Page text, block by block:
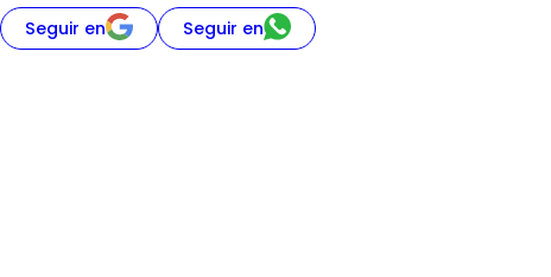
Seguir en Seguir en